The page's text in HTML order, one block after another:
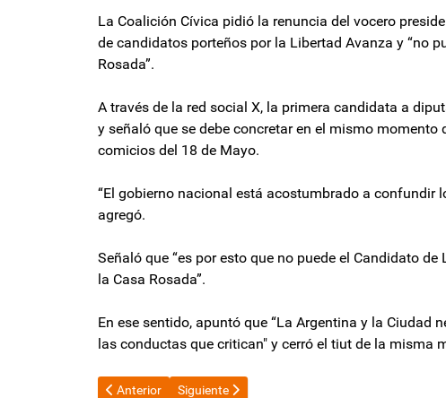
La Coalición Cívica pidió la renuncia del vocero
de candidatos porteños por la Libertad Avanza y “no
Rosada”.
A través de la red social X, la primera candidata a
y señaló que se debe concretar en el mismo
comicios del 18 de Mayo.
“El gobierno nacional está acostumbrado a confundir
agregó.
Señaló que “es por esto que no puede el Candidato
la Casa Rosada”.
En ese sentido, apuntó que “La Argentina y la
las conductas que critican" y cerró el tiut de la misma
Artículo anterior: Los intendentes salieron a bancar y se
Anterior Artículo siguiente: Cristina Kirchner volvió a
Siguiente